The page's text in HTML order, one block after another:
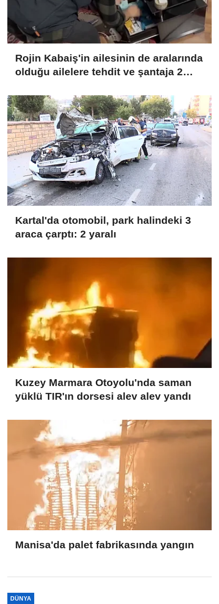
Rojin Kabaiş'in ailesinin de aralarında
olduğu ailelere tehdit ve şantaja 2
Kartal'da otomobil, park halindeki 3
araca çarptı: 2 yaralı
Kuzey Marmara Otoyolu'nda saman
yüklü TIR'ın dorsesi alev alev yandı
Manisa'da palet fabrikasında yangın
DÜNYA